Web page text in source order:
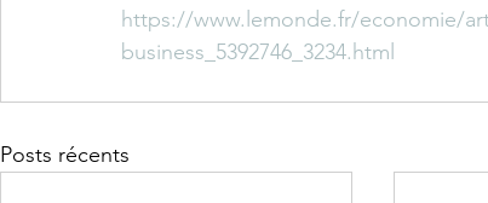
https://www.lemonde.fr/economie/
business_5392746_3234.html
Posts récents